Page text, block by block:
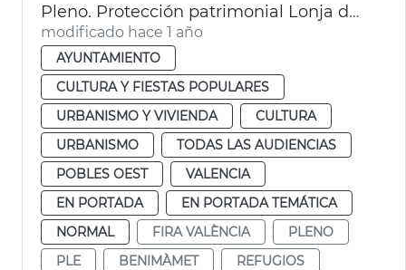
Pleno. Protección patrimonial Lonja de Feria València y refugios antiaéreos de València
modificado hace 1 año
AYUNTAMIENTO
CULTURA Y FIESTAS POPULARES
URBANISMO Y VIVIENDA
CULTURA
URBANISMO
TODAS LAS AUDIENCIAS
POBLES OEST
VALENCIA
EN PORTADA
EN PORTADA TEMÁTICA
NORMAL
FIRA VALÈNCIA
PLENO
PLE
BENIMÀMET
REFUGIOS